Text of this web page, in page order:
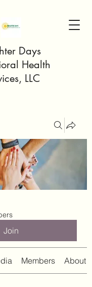
Days
Health
LLC
Join
Members About